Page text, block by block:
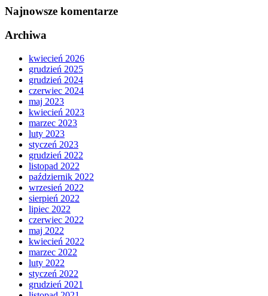
Najnowsze komentarze
Archiwa
kwiecień 2026
grudzień 2025
grudzień 2024
czerwiec 2024
maj 2023
kwiecień 2023
marzec 2023
luty 2023
styczeń 2023
grudzień 2022
listopad 2022
październik 2022
wrzesień 2022
sierpień 2022
lipiec 2022
czerwiec 2022
maj 2022
kwiecień 2022
marzec 2022
luty 2022
styczeń 2022
grudzień 2021